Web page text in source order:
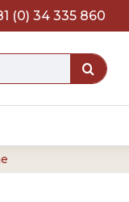
(0) 34 335 860